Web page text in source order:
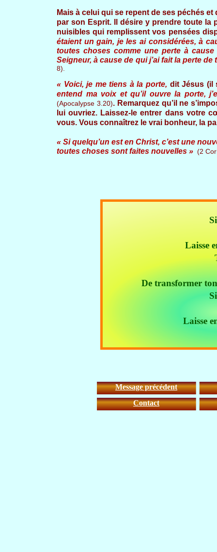
Mais à celui qui se repent de ses péchés
par son Esprit. Il désire y prendre toute la
nuisibles qui remplissent vos pensées
étaient un gain, je les ai considérées, à
toutes choses comme une perte à
Seigneur, à cause de qui j’ai fait la perte
8).
« Voici, je me tiens à la porte, dit Jésus (il
entend ma voix et qu’il ouvre la porte,
(Apocalypse 3.20). Remarquez qu’il ne
lui ouvriez. Laissez-le entrer dans votre
vous. Vous connaîtrez le vrai bonheur, la
« Si quelqu’un est en Christ, c’est une
toutes choses sont faites nouvelles » (2
Laisse
De transformer
Laisse
Message précédent
Contact